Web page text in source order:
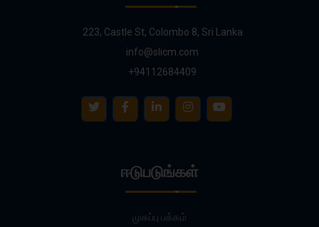
223, Castle St, Colombo 8, Sri Lanka
info@slicm.com
+94112684409
ஈடுபடுங்கள்
முகப்பு பக்கம்